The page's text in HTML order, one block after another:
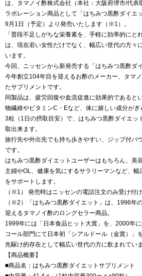
は、タマノイ酢株式会社（本社：大阪府堺市/代表
ラボレーション商品として「はちみつ黒酢ダイエ
9月1日（予定）より発売いたします（※1）。
「普段不足しがちな栄養素を、手軽に効率的にと
は、現在若い女性だけでなく、幅広い世代の方々
います。
今回、ニッセンから新発売する「はちみつ黒酢ダ
今年創立104年目を迎えるお酢のメーカー、タマ
たサプリメントです。
同製品は、疲労回復や血流促進に効果的であると
物繊維やビタミンC・Eなど、体に嬉しい成分がぎ
3粒（1日の摂取目安）で、はちみつ黒酢ダイエ
取出来ます。
旅行先や外出先でも持ち歩きやすい、ジップ付パ
です。
はちみつ黒酢ダイエットユーザーはもちろん、美
主婦やOL、健康を気にするサラリーマンなど、
をサポートします。
（※1） 発売時はニッセンの電話注文のみ受け付け
（※2）「はちみつ黒酢ダイエット」は、1996年
迎えるタマノイ酢のロングセラー商品。
1999年には「日本食品ヒット大賞」を、2000年
コール部門にて日本初「シアルドール（金賞）」
先駆け的存在として幅広い世代の方に飲まれていま
【商品概要】
■商品名：はちみつ黒酢ダイエットサプリメント